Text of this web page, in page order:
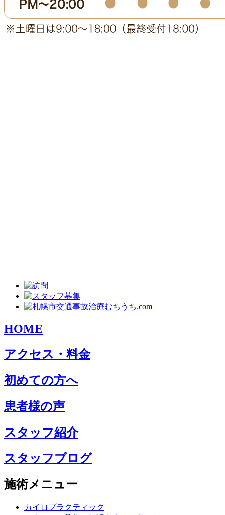
HOME
アクセス・料金
初めての方へ
患者様の声
スタッフ紹介
スタッフブログ
施術メニュー
カイロプラクティック